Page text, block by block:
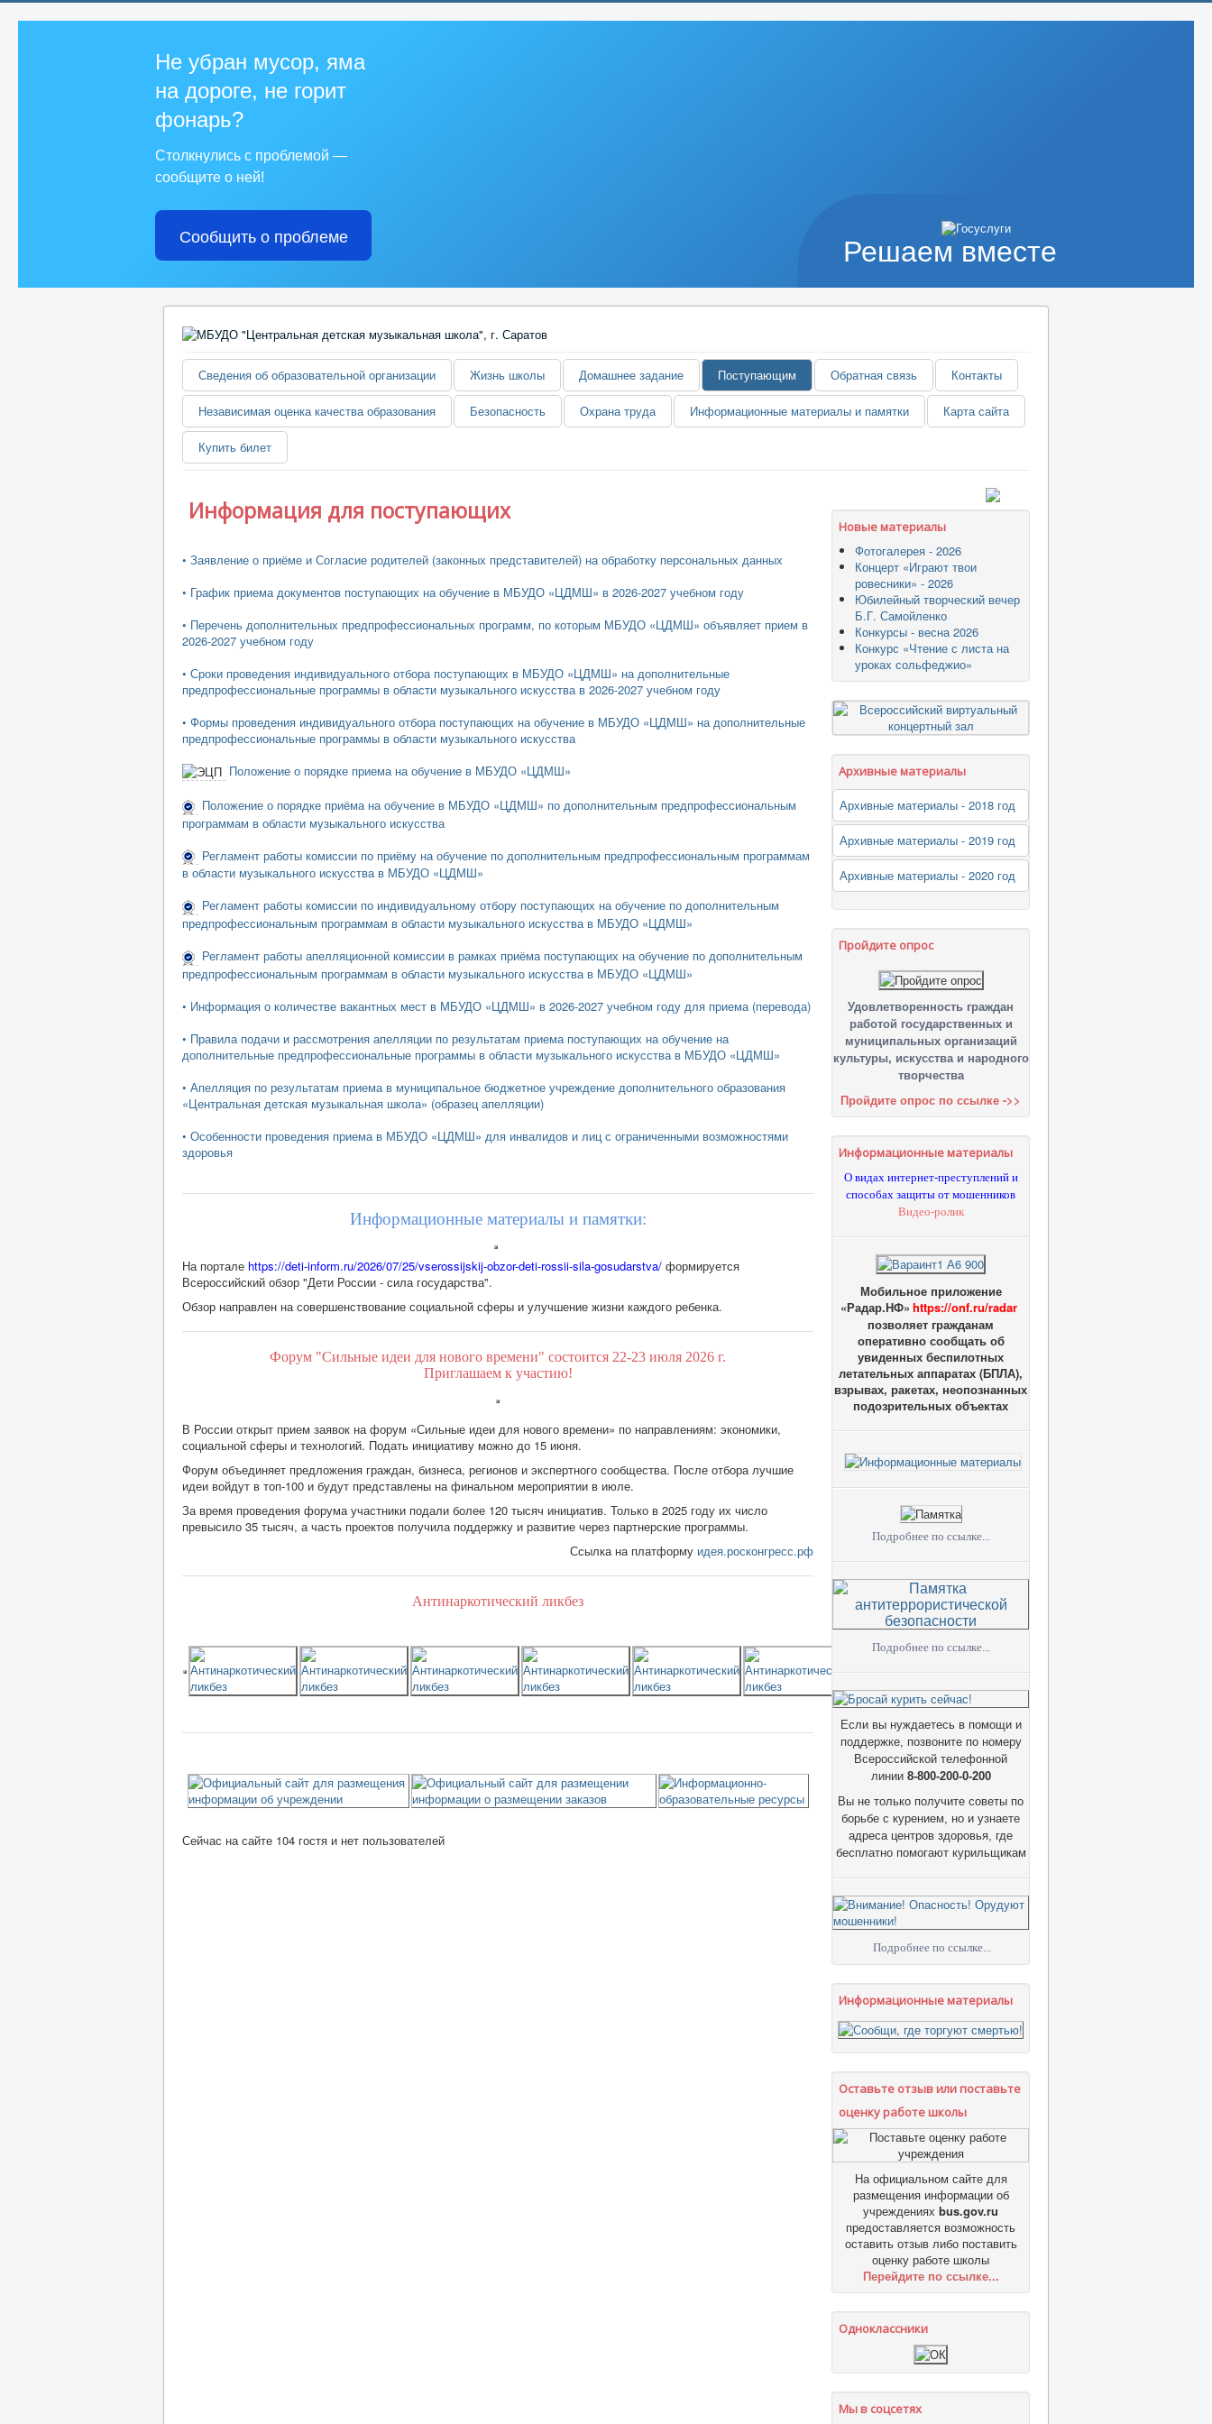
Решаем вместе
Не убран мусор, яма
на дороге, не горит
фонарь?
Столкнулись с проблемой —
сообщите о ней!
Сообщить о проблеме
Сведения об образовательной организации Жизнь школы Домашнее задание Поступающим Обратная связь Контакты
Независимая оценка качества образования Безопасность Охрана труда Информационные материалы и памятки Карта сайта
Купить билет
Информация для поступающих
• Заявление о приёме и Согласие родителей (законных представителей) на обработку персональных данных
• График приема документов поступающих на обучение в МБУДО «ЦДМШ» в 2026-2027 учебном году
• Перечень дополнительных предпрофессиональных программ, по которым МБУДО «ЦДМШ» объявляет прием в
2026-2027 учебном году
• Сроки проведения индивидуального отбора поступающих в МБУДО «ЦДМШ» на дополнительные
предпрофессиональные программы в области музыкального искусства в 2026-2027 учебном году
• Формы проведения индивидуального отбора поступающих на обучение в МБУДО «ЦДМШ» на дополнительные
предпрофессиональные программы в области музыкального искусства
Положение о порядке приема на обучение в МБУДО «ЦДМШ»
Положение о порядке приёма на обучение в МБУДО «ЦДМШ» по дополнительным предпрофессиональным
программам в области музыкального искусства
Регламент работы комиссии по приёму на обучение по дополнительным предпрофессиональным программам
в области музыкального искусства в МБУДО «ЦДМШ»
Регламент работы комиссии по индивидуальному отбору поступающих на обучение по дополнительным
предпрофессиональным программам в области музыкального искусства в МБУДО «ЦДМШ»
Регламент работы апелляционной комиссии в рамках приёма поступающих на обучение по дополнительным
предпрофессиональным программам в области музыкального искусства в МБУДО «ЦДМШ»
• Информация о количестве вакантных мест в МБУДО «ЦДМШ» в 2026-2027 учебном году для приема (перевода)
• Правила подачи и рассмотрения апелляции по результатам приема поступающих на обучение на
дополнительные предпрофессиональные программы в области музыкального искусства в МБУДО «ЦДМШ»
• Апелляция по результатам приема в муниципальное бюджетное учреждение дополнительного образования
«Центральная детская музыкальная школа» (образец апелляции)
• Особенности проведения приема в МБУДО «ЦДМШ» для инвалидов и лиц с ограниченными возможностями
здоровья
Информационные материалы и памятки:
На портале https://deti-inform.ru/2026/07/25/vserossijskij-obzor-deti-rossii-sila-gosudarstva/ формируется
Всероссийский обзор "Дети России - сила государства".
Обзор направлен на совершенствование социальной сферы и улучшение жизни каждого ребенка.
Форум "Сильные идеи для нового времени" состоится 22-23 июля 2026 г.
Приглашаем к участию!
В России открыт прием заявок на форум «Сильные идеи для нового времени» по направлениям: экономики,
социальной сферы и технологий. Подать инициативу можно до 15 июня.
Форум объединяет предложения граждан, бизнеса, регионов и экспертного сообщества. После отбора лучшие
идеи войдут в топ-100 и будут представлены на финальном мероприятии в июле.
За время проведения форума участники подали более 120 тысяч инициатив. Только в 2025 году их число
превысило 35 тысяч, а часть проектов получила поддержку и развитие через партнерские программы.
Ссылка на платформу идея.росконгресс.рф
Антинаркотический ликбез
Сейчас на сайте 104 гостя и нет пользователей
Новые материалы
Фотогалерея - 2026
Концерт «Играют твои
ровесники» - 2026
Юбилейный творческий вечер
Б.Г. Самойленко
Конкурсы - весна 2026
Конкурс «Чтение с листа на
уроках сольфеджио»
Архивные материалы
Архивные материалы - 2018 год
Архивные материалы - 2019 год
Архивные материалы - 2020 год
Пройдите опрос
Удовлетворенность граждан
работой государственных и
муниципальных организаций
культуры, искусства и народного
творчества
Пройдите опрос по ссылке ->>
Информационные материалы
О видах интернет-преступлений и
способах защиты от мошенников
Видео-ролик
Мобильное приложение
«Радар.НФ» https://onf.ru/radar
позволяет гражданам
оперативно сообщать об
увиденных беспилотных
летательных аппаратах (БПЛА),
взрывах, ракетах, неопознанных
подозрительных объектах
Подробнее по ссылке...
Подробнее по ссылке...
Если вы нуждаетесь в помощи и
поддержке, позвоните по номеру
Всероссийской телефонной
линии 8-800-200-0-200
Вы не только получите советы по
борьбе с курением, но и узнаете
адреса центров здоровья, где
бесплатно помогают курильщикам
Подробнее по ссылке...
Информационные материалы
Оставьте отзыв или поставьте
оценку работе школы
На официальном сайте для
размещения информации об
учреждениях bus.gov.ru
предоставляется возможность
оставить отзыв либо поставить
оценку работе школы
Перейдите по ссылке...
Одноклассники
Мы в соцсетях